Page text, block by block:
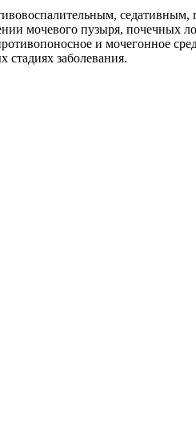
седативным,
мочевого пузыря, почечных
и мочегонное
стадиях заболевания.